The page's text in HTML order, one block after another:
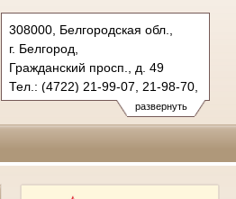
развернуть
308000, Белгородская обл.,
г. Белгород,
Гражданский просп., д. 49
Тел.: (4722) 21-99-07, 21-98-70,
21-98-76
oblsud.blg@sudrf.ru